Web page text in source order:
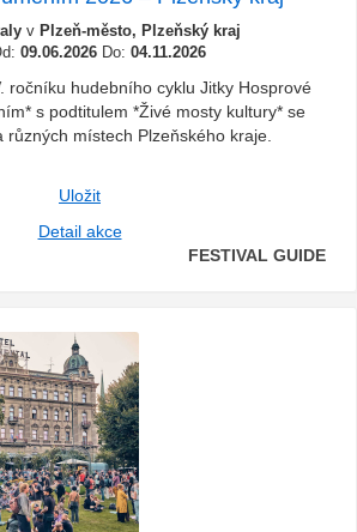
v Plzeň-město, Plzeňský kraj
09.06.2026Do: 04.11.2026
ročníku hudebního cyklu Jitky Hosprové
s podtitulem *Živé mosty kultury* se
různých místech Plzeňského kraje.
Uložit
Detail akce
FESTIVAL GUIDE